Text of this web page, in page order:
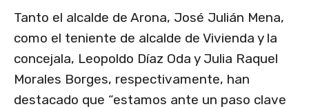
Tanto el alcalde de Arona, José Julián Mena,
como el teniente de alcalde de Vivienda y la
concejala, Leopoldo Díaz Oda y Julia Raquel
Morales Borges, respectivamente, han
destacado que “estamos ante un paso clave